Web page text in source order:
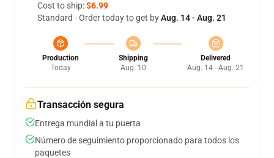
Cost to ship:$6.99
Standard - Order today to get byAug. 14 - Aug. 21
Production
Today
Shipping
Aug. 10
Delivered
Aug. 14 - Aug. 21
Transacción segura
Entrega mundial a tu puerta
Número de seguimiento proporcionado para todos los
paquetes